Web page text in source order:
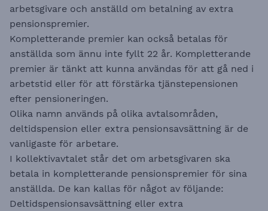
arbetsgivare och anställd om betalning av extra
pensionspremier.
Kompletterande premier kan också betalas för
anställda som ännu inte fyllt 22 år. Kompletterande
premier är tänkt att kunna användas för att gå ned i
arbetstid eller för att förstärka tjänstepensionen
efter pensioneringen.
Olika namn används på olika avtalsområden,
deltidspension eller extra pensionsavsättning är de
vanligaste för arbetare.
I kollektivavtalet står det om arbetsgivaren ska
betala in kompletterande pensionspremier för sina
anställda. De kan kallas för något av följande:
Deltidspensionsavsättning eller extra